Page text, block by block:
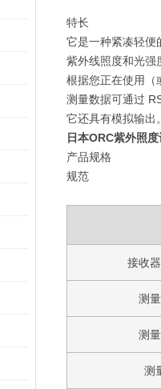
特长
它是一种紧凑轻便
紫外线照度和光强
根据您正在使用（
测量数据可通过
它还具有模拟输出
日本ORC紫外照度
产品规格
规范
接收
测
测
测